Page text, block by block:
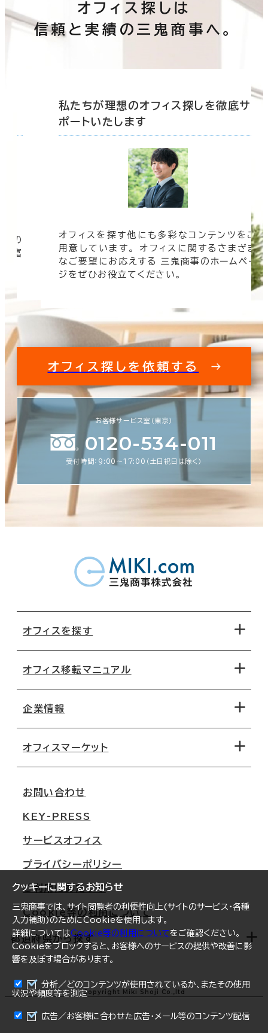
まとめて資料請求
クッキーに関するお知らせ
三鬼商事では、サイト閲覧者の利便性向上(サイトのサービス・各種
入力補助)のためにCookieを使用します。
詳細についてはCookie等の利用についてをご確認ください。
Cookieをブロックすると、お客様へのサービスの提供や改善に影
響を及ぼす場合があります。
分析／どのコンテンツが使用されているか、またその使用
状況や頻度等を測定
広告／お客様に合わせた広告・メール等のコンテンツ配信
オフィス探しは
信頼と実績の三鬼商事へ。
の
豊富
私たちが理想のオフィス探しを徹底サ
ポートいたします
オフィスを探す他にも多彩なコンテンツをご
用意しています。 オフィスに関するさまざま
なご要望にお応えする 三鬼商事のホームペー
ジをぜひお役立てください。
オフィス探しを依頼する
お客様サービス室（東京）
0120-534-011
受付時間：9:00〜17:00（土日祝日は除く）
オフィスを探す
地図から探す
路線・駅から探す
オフィス移転マニュアル
移転コストシミュレーション
移転スケジュール
オフィス移転Q&A
企業情報
オフィスマーケット
大阪
名古屋
札幌
仙台
横浜
福岡
オフィスリポート
ログイン
お問い合わせ
KEY-PRESS
サービスオフィス
プライバシーポリシー
ご利用にあたって
Cookie等の利用について
都道府県から探す
北海道
青森県
Copyright Miki Shoji Co.,ltd